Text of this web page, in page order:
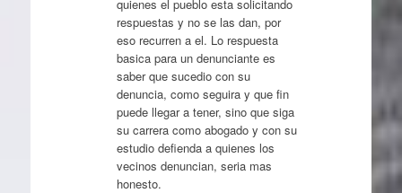
quienes el pueblo esta solicitando
respuestas y no se las dan, por
eso recurren a el. Lo respuesta
basica para un denunciante es
saber que sucedio con su
denuncia, como seguira y que fin
puede llegar a tener, sino que siga
su carrera como abogado y con su
estudio defienda a quienes los
vecinos denuncian, seria mas
honesto.